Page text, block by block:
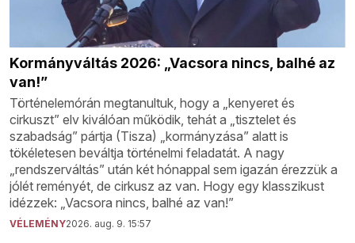
Kormányváltás 2026: „Vacsora nincs, balhé az
van!”
Történelemórán megtanultuk, hogy a „kenyeret és
cirkuszt” elv kiválóan működik, tehát a „tisztelet és
szabadság” pártja (Tisza) „kormányzása” alatt is
tökéletesen beváltja történelmi feladatát. A nagy
„rendszerváltás” után két hónappal sem igazán érezzük a
jólét reményét, de cirkusz az van. Hogy egy klasszikust
idézzek: „Vacsora nincs, balhé az van!”
VÉLEMÉNY2026. aug. 9. 15:57